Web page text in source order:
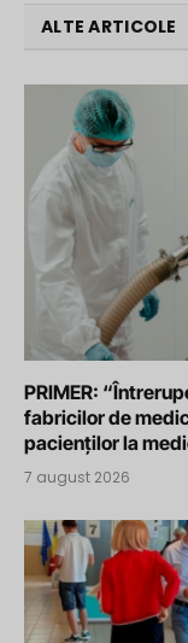
ALTE ARTICOLE
PRIMER:
fabricilor de
pacienților la
7 august 2026